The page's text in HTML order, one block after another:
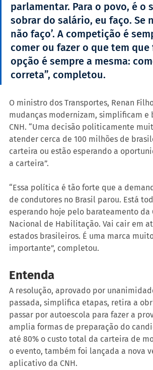
parlamentar. Para o povo, é o
sobrar do salário, eu faço. Se
não faço’. A competição é
comer ou fazer o que tem que
opção é sempre a mesma:
correta”, completou.
O ministro dos Transportes, Renan
mudanças modernizam, simplificam e
CNH. “Uma decisão politicamente
atender cerca de 100 milhões de
carteira ou estão esperando a
a carteira”.
“Essa política é tão forte que a
de condutores no Brasil parou. Está
esperando hoje pelo barateamento da
Nacional de Habilitação. Vai cair em
estados brasileiros. É uma marca
importante”, completou.
Entenda
A resolução, aprovado por
passada, simplifica etapas, retira a
passar por autoescola para fazer a
amplia formas de preparação do
até 80% o custo total da carteira de
o evento, também foi lançada a nova
aplicativo da CNH.